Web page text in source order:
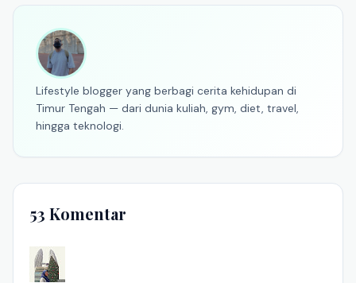
Lifestyle blogger yang berbagi cerita kehidupan di
Timur Tengah — dari dunia kuliah, gym, diet, travel,
hingga teknologi.
53 Komentar